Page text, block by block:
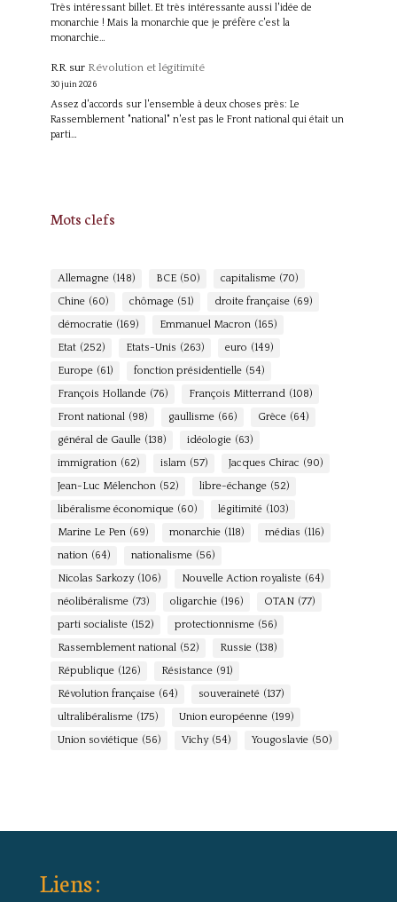
Très intéressant billet. Et très intéressante aussi l'idée de
monarchie ! Mais la monarchie que je préfère c'est la
monarchie…
RR sur Révolution et légitimité
30 juin 2026
Assez d'accords sur l'ensemble à deux choses près: Le
Rassemblement "national" n'est pas le Front national qui était un
parti…
Mots clefs
Allemagne (148) BCE (50) capitalisme (70)
Chine (60) chômage (51) droite française (69)
démocratie (169) Emmanuel Macron (165)
Etat (252) Etats-Unis (263) euro (149)
Europe (61) fonction présidentielle (54)
François Hollande (76) François Mitterrand (108)
Front national (98) gaullisme (66) Grèce (64)
général de Gaulle (138) idéologie (63)
immigration (62) islam (57) Jacques Chirac (90)
Jean-Luc Mélenchon (52) libre-échange (52)
libéralisme économique (60) légitimité (103)
Marine Le Pen (69) monarchie (118) médias (116)
nation (64) nationalisme (56)
Nicolas Sarkozy (106) Nouvelle Action royaliste (64)
néolibéralisme (73) oligarchie (196) OTAN (77)
parti socialiste (152) protectionnisme (56)
Rassemblement national (52) Russie (138)
République (126) Résistance (91)
Révolution française (64) souveraineté (137)
ultralibéralisme (175) Union européenne (199)
Union soviétique (56) Vichy (54) Yougoslavie (50)
Liens :